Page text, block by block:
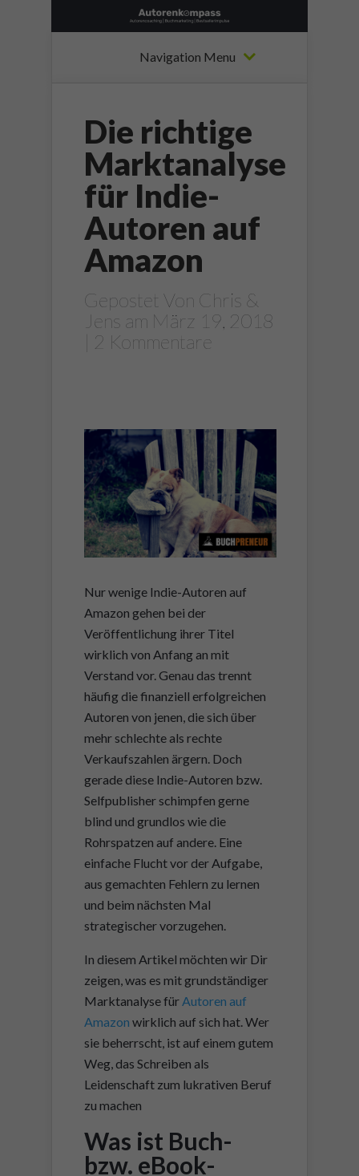
Navigation Menu
Die richtige
Marktanalyse
für Indie-
Autoren auf
Amazon
Gepostet Von Chris &
Jens am März 19, 2018
2 Kommentare
Nur wenige Indie-Autoren auf
Amazon gehen bei der
Veröffentlichung ihrer Titel
wirklich von Anfang an mit
Verstand vor. Genau das trennt
häufig die finanziell erfolgreichen
Autoren von jenen, die sich über
mehr schlechte als rechte
Verkaufszahlen ärgern. Doch
gerade diese Indie-Autoren bzw.
Selfpublisher schimpfen gerne
blind und grundlos wie die
Rohrspatzen auf andere. Eine
einfache Flucht vor der Aufgabe,
aus gemachten Fehlern zu lernen
und beim nächsten Mal
strategischer vorzugehen.
In diesem Artikel möchten wir Dir
zeigen, was es mit grundständiger
Marktanalyse fürAutoren auf
Amazon wirklich auf sich hat. Wer
sie beherrscht, ist auf einem gutem
Weg, das Schreiben als
Leidenschaft zum lukrativen Beruf
zu machen
Was ist Buch-
bzw. eBook-